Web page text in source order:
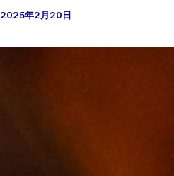
2025年2月20日